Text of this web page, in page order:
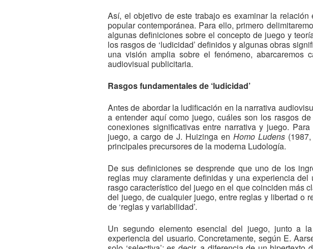
Así, el objetivo de este trabajo es examinar la
popular contemporánea. Para ello, primero
algunas definiciones sobre el concepto de juego y
los rasgos de ‘ludicidad’ definidos y algunas obras
una visión amplia sobre el fenómeno,
audiovisual publicitaria.
Rasgos fundamentales de ‘ludicidad’
Antes de abordar la ludificación en la narrativa
a entender aquí como juego, cuáles son los rasgos
conexiones significativas entre narrativa y juego.
juego, a cargo de J. Huizinga en Homo Ludens
principales precursores de la moderna Ludología.
De sus definiciones se desprende que uno de los
reglas muy claramente definidas y una experiencia
rasgo característico del juego en el que coinciden más
del juego, de cualquier juego, entre reglas y libertad o
de ‘reglas y variabilidad’.
Un segundo elemento esencial del juego, junto a
experiencia del usuario. Concretamente, según E.